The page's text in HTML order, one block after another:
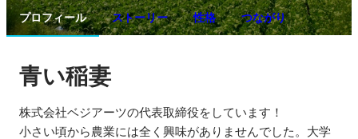
プロフィール ストーリー 性格 つながり
青い稲妻
株式会社ベジアーツの代表取締役をしています！
小さい頃から農業には全く興味がありませんでした。大学